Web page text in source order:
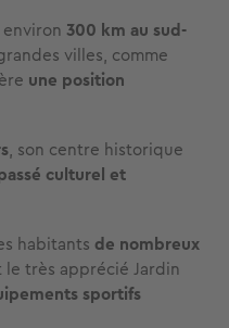
300 km au sud-
villes, comme
une position
, son centre historique
culturel et
habitants de nombreux
le très apprécié Jardin
sportifs